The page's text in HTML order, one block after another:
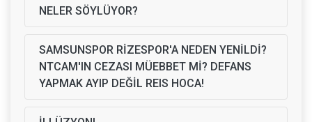
NELER SÖYLÜYOR?
SAMSUNSPOR RİZESPOR'A NEDEN YENİLDİ?
NTCAM'IN CEZASI MÜEBBET Mİ? DEFANS
YAPMAK AYIP DEĞİL REIS HOCA!